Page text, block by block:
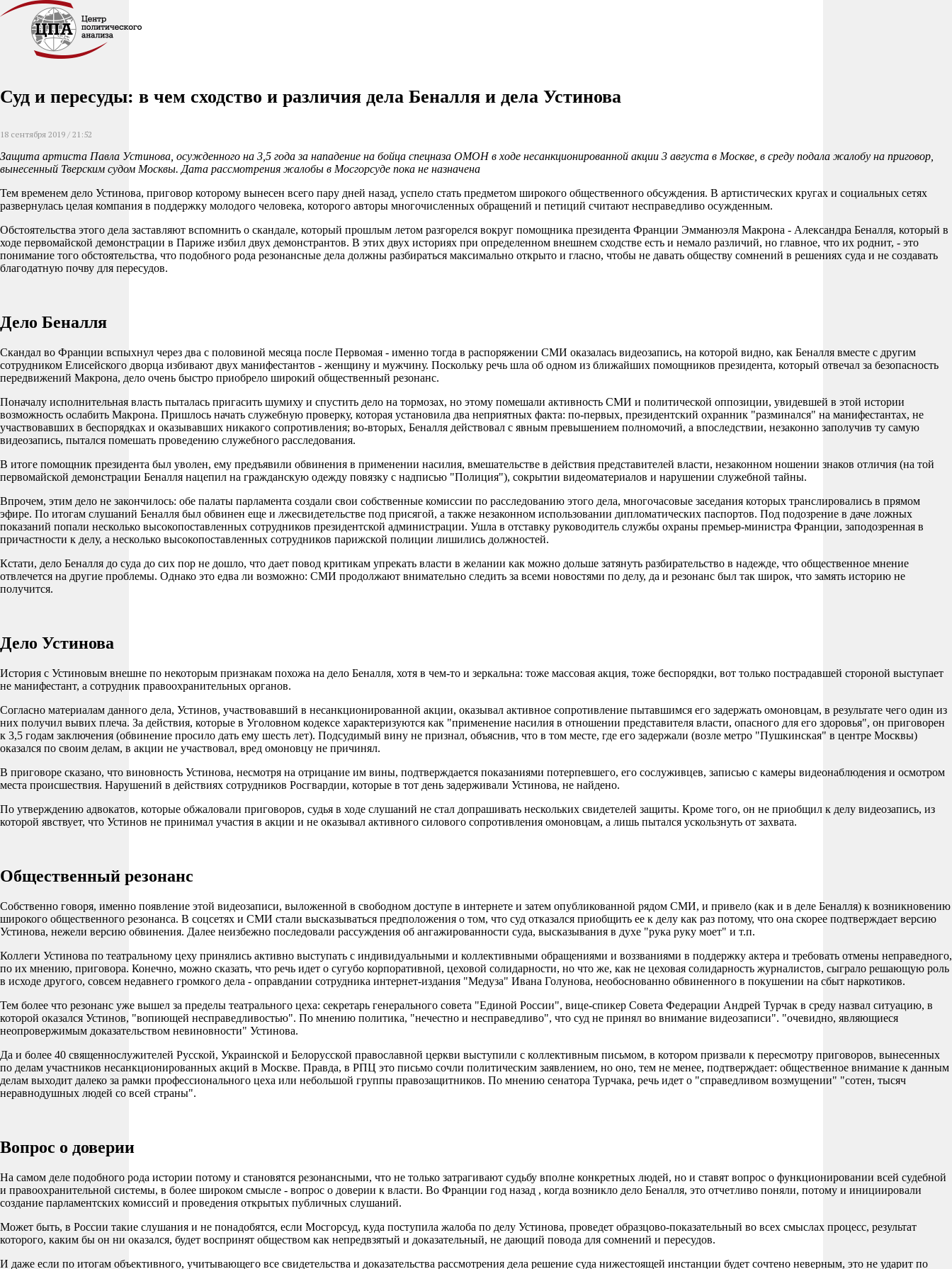
Суд и пересуды: в чем сходство и различия дела Беналля и дела Устинова
18 сентября 2019 / 21:52
Защита артиста Павла Устинова, осужденного на 3,5 года за нападение на бойца спецназа ОМОН в ходе несанкционированной акции 3 августа в Москве, в среду подала жалобу на приговор,
вынесенный Тверским судом Москвы. Дата рассмотрения жалобы в Мосгорсуде пока не назначена
Тем временем дело Устинова, приговор которому вынесен всего пару дней назад, успело стать предметом широкого общественного обсуждения. В артистических кругах и социальных сетях
развернулась целая компания в поддержку молодого человека, которого авторы многочисленных обращений и петиций считают несправедливо осужденным.
Обстоятельства этого дела заставляют вспомнить о скандале, который прошлым летом разгорелся вокруг помощника президента Франции Эмманюэля Макрона - Александра Беналля, который в
ходе первомайской демонстрации в Париже избил двух демонстрантов. В этих двух историях при определенном внешнем сходстве есть и немало различий, но главное, что их роднит, - это
понимание того обстоятельства, что подобного рода резонансные дела должны разбираться максимально открыто и гласно, чтобы не давать обществу сомнений в решениях суда и не создавать
благодатную почву для пересудов.
Дело Беналля
Скандал во Франции вспыхнул через два с половиной месяца после Первомая - именно тогда в распоряжении СМИ оказалась видеозапись, на которой видно, как Беналля вместе с другим
сотрудником Елисейского дворца избивают двух манифестантов - женщину и мужчину. Поскольку речь шла об одном из ближайших помощников президента, который отвечал за безопасность
передвижений Макрона, дело очень быстро приобрело широкий общественный резонанс.
Поначалу исполнительная власть пыталась пригасить шумиху и спустить дело на тормозах, но этому помешали активность СМИ и политической оппозиции, увидевшей в этой истории
возможность ослабить Макрона. Пришлось начать служебную проверку, которая установила два неприятных факта: по-первых, президентский охранник "разминался" на манифестантах, не
участвовавших в беспорядках и оказывавших никакого сопротивления; во-вторых, Беналля действовал с явным превышением полномочий, а впоследствии, незаконно заполучив ту самую
видеозапись, пытался помешать проведению служебного расследования.
В итоге помощник президента был уволен, ему предъявили обвинения в применении насилия, вмешательстве в действия представителей власти, незаконном ношении знаков отличия (на той
первомайской демонстрации Беналля нацепил на гражданскую одежду повязку с надписью "Полиция"), сокрытии видеоматериалов и нарушении служебной тайны.
Впрочем, этим дело не закончилось: обе палаты парламента создали свои собственные комиссии по расследованию этого дела, многочасовые заседания которых транслировались в прямом
эфире. По итогам слушаний Беналля был обвинен еще и лжесвидетельстве под присягой, а также незаконном использовании дипломатических паспортов. Под подозрение в даче ложных
показаний попали несколько высокопоставленных сотрудников президентской администрации. Ушла в отставку руководитель службы охраны премьер-министра Франции, заподозренная в
причастности к делу, а несколько высокопоставленных сотрудников парижской полиции лишились должностей.
Кстати, дело Беналля до суда до сих пор не дошло, что дает повод критикам упрекать власти в желании как можно дольше затянуть разбирательство в надежде, что общественное мнение
отвлечется на другие проблемы. Однако это едва ли возможно: СМИ продолжают внимательно следить за всеми новостями по делу, да и резонанс был так широк, что замять историю не
получится.
Дело Устинова
История с Устиновым внешне по некоторым признакам похожа на дело Беналля, хотя в чем-то и зеркальна: тоже массовая акция, тоже беспорядки, вот только пострадавшей стороной выступает
не манифестант, а сотрудник правоохранительных органов.
Согласно материалам данного дела, Устинов, участвовавший в несанкционированной акции, оказывал активное сопротивление пытавшимся его задержать омоновцам, в результате чего один из
них получил вывих плеча. За действия, которые в Уголовном кодексе характеризуются как "применение насилия в отношении представителя власти, опасного для его здоровья", он приговорен
к 3,5 годам заключения (обвинение просило дать ему шесть лет). Подсудимый вину не признал, объяснив, что в том месте, где его задержали (возле метро "Пушкинская" в центре Москвы)
оказался по своим делам, в акции не участвовал, вред омоновцу не причинял.
В приговоре сказано, что виновность Устинова, несмотря на отрицание им вины, подтверждается показаниями потерпевшего, его сослуживцев, записью с камеры видеонаблюдения и осмотром
места происшествия. Нарушений в действиях сотрудников Росгвардии, которые в тот день задерживали Устинова, не найдено.
По утверждению адвокатов, которые обжаловали приговоров, судья в ходе слушаний не стал допрашивать нескольких свидетелей защиты. Кроме того, он не приобщил к делу видеозапись, из
которой явствует, что Устинов не принимал участия в акции и не оказывал активного силового сопротивления омоновцам, а лишь пытался ускользнуть от захвата.
Общественный резонанс
Собственно говоря, именно появление этой видеозаписи, выложенной в свободном доступе в интернете и затем опубликованной рядом СМИ, и привело (как и в деле Беналля) к возникновению
широкого общественного резонанса. В соцсетях и СМИ стали высказываться предположения о том, что суд отказался приобщить ее к делу как раз потому, что она скорее подтверждает версию
Устинова, нежели версию обвинения. Далее неизбежно последовали рассуждения об ангажированности суда, высказывания в духе "рука руку моет" и т.п.
Коллеги Устинова по театральному цеху принялись активно выступать с индивидуальными и коллективными обращениями и воззваниями в поддержку актера и требовать отмены неправедного,
по их мнению, приговора. Конечно, можно сказать, что речь идет о сугубо корпоративной, цеховой солидарности, но что же, как не цеховая солидарность журналистов, сыграло решающую роль
в исходе другого, совсем недавнего громкого дела - оправдании сотрудника интернет-издания "Медуза" Ивана Голунова, необоснованно обвиненного в покушении на сбыт наркотиков.
Тем более что резонанс уже вышел за пределы театрального цеха: секретарь генерального совета "Единой России", вице-спикер Совета Федерации Андрей Турчак в среду назвал ситуацию, в
которой оказался Устинов, "вопиющей несправедливостью". По мнению политика, "нечестно и несправедливо", что суд не принял во внимание видеозаписи". "очевидно, являющиеся
неопровержимым доказательством невиновности" Устинова.
Да и более 40 священнослужителей Русской, Украинской и Белорусской православной церкви выступили с коллективным письмом, в котором призвали к пересмотру приговоров, вынесенных
по делам участников несанкционированных акций в Москве. Правда, в РПЦ это письмо сочли политическим заявлением, но оно, тем не менее, подтверждает: общественное внимание к данным
делам выходит далеко за рамки профессионального цеха или небольшой группы правозащитников. По мнению сенатора Турчака, речь идет о "справедливом возмущении" "сотен, тысяч
неравнодушных людей со всей страны".
Вопрос о доверии
На самом деле подобного рода истории потому и становятся резонансными, что не только затрагивают судьбу вполне конкретных людей, но и ставят вопрос о функционировании всей судебной
и правоохранительной системы, в более широком смысле - вопрос о доверии к власти. Во Франции год назад , когда возникло дело Беналля, это отчетливо поняли, потому и инициировали
создание парламентских комиссий и проведения открытых публичных слушаний.
Может быть, в России такие слушания и не понадобятся, если Мосгорсуд, куда поступила жалоба по делу Устинова, проведет образцово-показательный во всех смыслах процесс, результат
которого, каким бы он ни оказался, будет воспринят обществом как непредвзятый и доказательный, не дающий повода для сомнений и пересудов.
И даже если по итогам объективного, учитывающего все свидетельства и доказательства рассмотрения дела решение суда нижестоящей инстанции будет сочтено неверным, это не ударит по